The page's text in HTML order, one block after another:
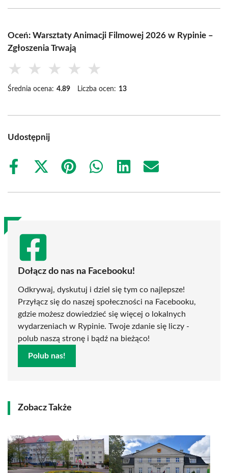
Oceń: Warsztaty Animacji Filmowej 2026 w Rypinie –
Zgłoszenia Trwają
★ ★ ★ ★ ★
Średnia ocena: 4.89 Liczba ocen: 13
Udostępnij
Share
Share
(Twitter)
Share
Share
Share
Share
Dołącz do nas na Facebooku!
Odkrywaj, dyskutuj i dziel się tym co najlepsze!
Przyłącz się do naszej społeczności na Facebooku,
gdzie możesz dowiedzieć się więcej o lokalnych
wydarzeniach w Rypinie. Twoje zdanie się liczy -
polub naszą stronę i bądź na bieżąco!
Polub nas!
Zobacz Także